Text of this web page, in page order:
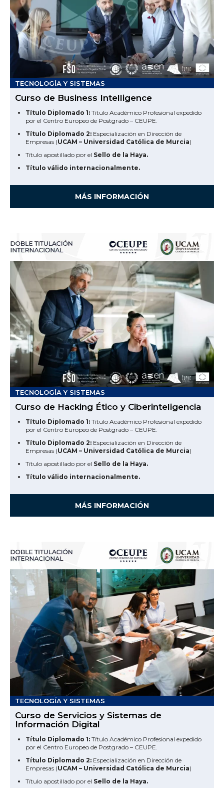
TECNOLOGÍA Y SISTEMAS
Curso de Business Intelligence
Título Diplomado 1: Título Académico Profesional expedido
por el Centro Europeo de Postgrado – CEUPE.
Título Diplomado 2: Especialización en Dirección de
Empresas (UCAM – Universidad Católica de Murcia)
Título apostillado por el Sello de la Haya.
Título válido internacionalmente.
MÁS INFORMACIÓN
TECNOLOGÍA Y SISTEMAS
Curso de Hacking Ético y Ciberinteligencia
Título Diplomado 1: Título Académico Profesional expedido
por el Centro Europeo de Postgrado – CEUPE.
Título Diplomado 2: Especialización en Dirección de
Empresas (UCAM – Universidad Católica de Murcia)
Título apostillado por el Sello de la Haya.
Título válido internacionalmente.
MÁS INFORMACIÓN
TECNOLOGÍA Y SISTEMAS
Curso de Servicios y Sistemas de
Información Digital
Título Diplomado 1: Título Académico Profesional expedido
por el Centro Europeo de Postgrado – CEUPE.
Título Diplomado 2: Especialización en Dirección de
Empresas (UCAM – Universidad Católica de Murcia)
Título apostillado por el Sello de la Haya.